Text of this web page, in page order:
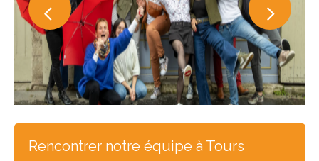
Rencontrer notre équipe à Tours